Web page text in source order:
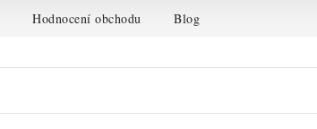
Hodnocení obchodu Blog